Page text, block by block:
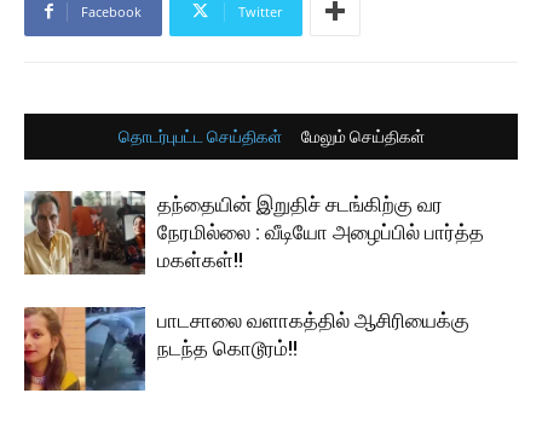
Facebook Twitter
தொடர்புபட்ட செய்திகள் மேலும் செய்திகள்
தந்தையின் இறுதிச் சடங்கிற்கு வர
நேரமில்லை : வீடியோ அழைப்பில் பார்த்த
மகள்கள்!!
பாடசாலை வளாகத்தில் ஆசிரியைக்கு
நடந்த கொடூரம்!!